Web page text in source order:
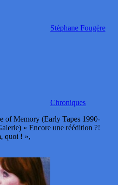
Stéphane Fougère
Chroniques
of Memory (Early Tapes 1990-
« Encore une réédition ?!
quoi ! »,